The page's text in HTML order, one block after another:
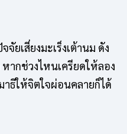
จัยเสี่ยงมะเร็งเต้านม ดัง
ากช่วงไหนเครียดให้ลอง
ธิให้จิตใจผ่อนคลายก็ได้